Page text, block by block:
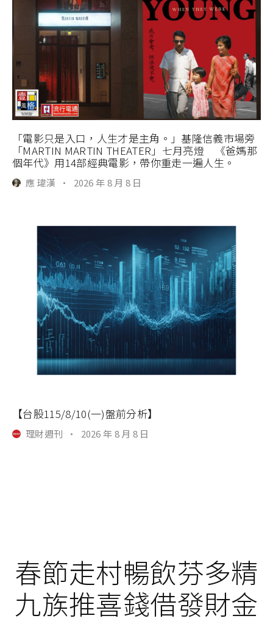
「電影只是入口，人生才是主角。」基隆信義市場旁
「MARTIN MARTIN THEATER」七月亮燈 《爸媽那
個年代》用14部經典電影，帶你重走一遍人生。
應 瑋漢 · 2026 年 8 月 8 日
【台股115/8/10(一)盤前分析】
理財週刊 · 2026 年 8 月 8 日
春節走村暢飲芬多精
九族推喜錢借發財金